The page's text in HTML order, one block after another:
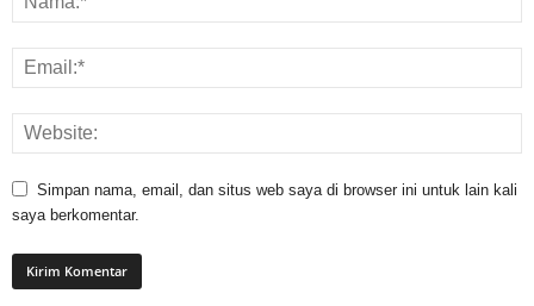
Simpan nama, email, dan situs web saya di browser ini untuk lain kali
saya berkomentar.